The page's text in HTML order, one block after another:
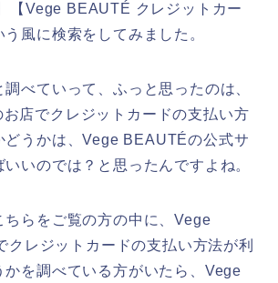
【Vege BEAUTÉ クレジットカー
風に検索をしてみました。
べていって、ふっと思ったのは、
店でクレジットカードの支払い方
どうかは、Vege BEAUTÉの公式サ
いのでは？と思ったんですよね。
ちらをご覧の方の中に、Vege
クレジットカードの支払い方法が利
かを調べている方がいたら、Vege